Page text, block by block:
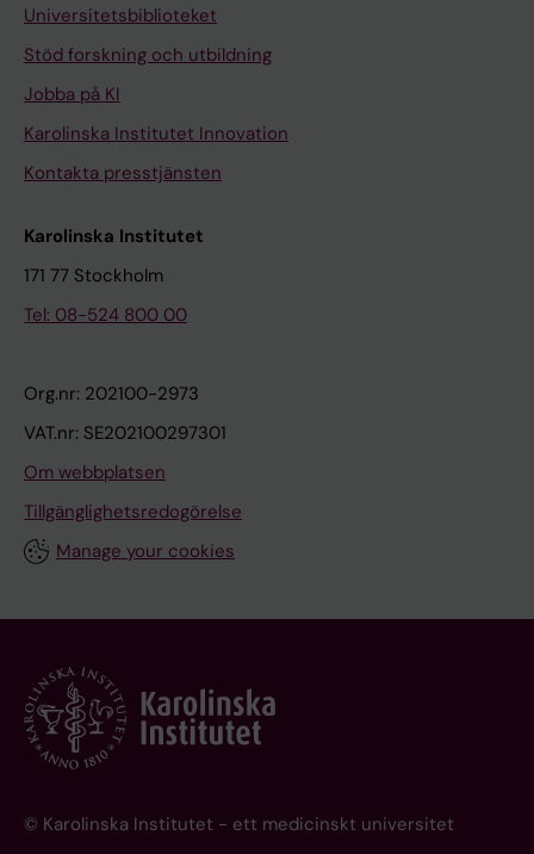
Universitetsbiblioteket
Stöd forskning och utbildning
Jobba på KI
Karolinska Institutet Innovation
Kontakta presstjänsten
Karolinska Institutet
171 77 Stockholm
Tel: 08-524 800 00
Org.nr: 202100-2973
VAT.nr: SE202100297301
Om webbplatsen
Tillgänglighetsredogörelse
Manage your cookies
© Karolinska Institutet - ett medicinskt universitet